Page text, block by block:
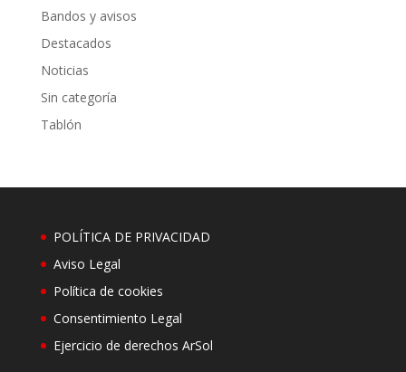
Bandos y avisos
Destacados
Noticias
Sin categoría
Tablón
POLÍTICA DE PRIVACIDAD
Aviso Legal
Política de cookies
Consentimiento Legal
Ejercicio de derechos ArSol